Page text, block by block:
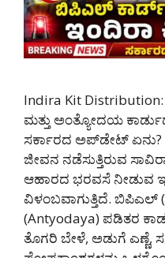
Indira Kit
ಮತ್ತು ಅಂತ್ಯೋದಯ
ಸರ್ಕಾರದ ಅಪ್‌ಡೇಟ್
ಜೀವನ ನಡೆಸುತ್ತಿರುವ
ಆಹಾರದ ಭರವಸೆ ನೀಡುವ
ವಿಳಂಬವಾಗುತ್ತಿದೆ. ಬಿಪಿಎಲ್
(Antyodaya) ಪಡಿತರ
ತೊಗರಿ ಬೇಳೆ, ಅಡುಗೆ ಎಣ್ಣೆ,